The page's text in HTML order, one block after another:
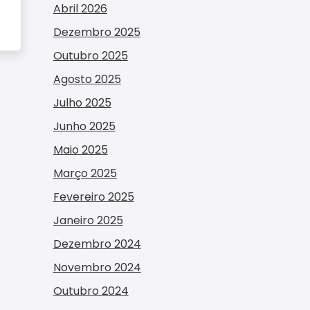
Abril 2026
Dezembro 2025
Outubro 2025
Agosto 2025
Julho 2025
Junho 2025
Maio 2025
Março 2025
Fevereiro 2025
Janeiro 2025
Dezembro 2024
Novembro 2024
Outubro 2024